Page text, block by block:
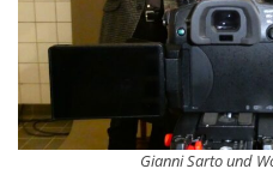
Gianni Sarto und